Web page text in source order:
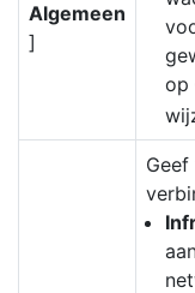
Algemeen
]
op